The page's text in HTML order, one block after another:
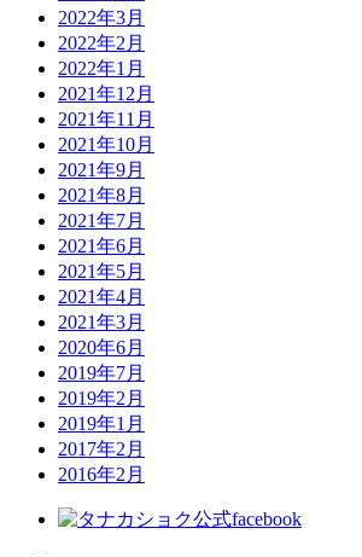
2022年3月
2022年2月
2022年1月
2021年12月
2021年11月
2021年10月
2021年9月
2021年8月
2021年7月
2021年6月
2021年5月
2021年4月
2021年3月
2020年6月
2019年7月
2019年2月
2019年1月
2017年2月
2016年2月